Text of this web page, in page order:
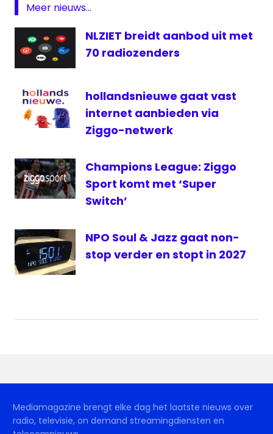
Meer nieuws...
NLZIET breidt aanbod uit met
70 radiozenders
hollandsnieuwe gaat vast
internet aanbieden via
Ziggo-netwerk
Champions League: Ziggo
Sport komt met ‘Super
Switch’
NPO Soul & Jazz gaat non-
stop verder en stopt in 2027
Mediamagazine brengt elke dag het laatste nieuws over
radio, televisie, on demand streamingdiensten en